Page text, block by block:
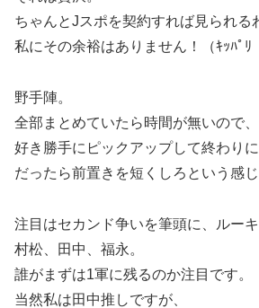
ちゃんとJスポを契約すれば見られる
私にその余裕はありません！（ｷｯﾊﾟﾘ
野手陣。
全部まとめていたら時間が無いので、
好き勝手にピックアップして終わりに
だったら前置きを短くしろという感じ
注目はセカンド争いを筆頭に、ルーキ
村松、田中、福永。
誰がまずは1軍に残るのか注目です。
当然私は田中推しですが、